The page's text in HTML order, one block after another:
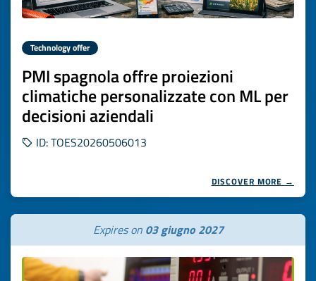
Technology offer
PMI spagnola offre proiezioni
climatiche personalizzate con ML per
decisioni aziendali
ID: TOES20260506013
DISCOVER MORE →
Expires on 03 giugno 2027